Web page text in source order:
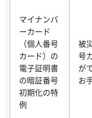
マイナンバ
ーカード
（個人番号
カード）の
電子証明書
の暗証番号
初期化の特
例
被
号
が
お